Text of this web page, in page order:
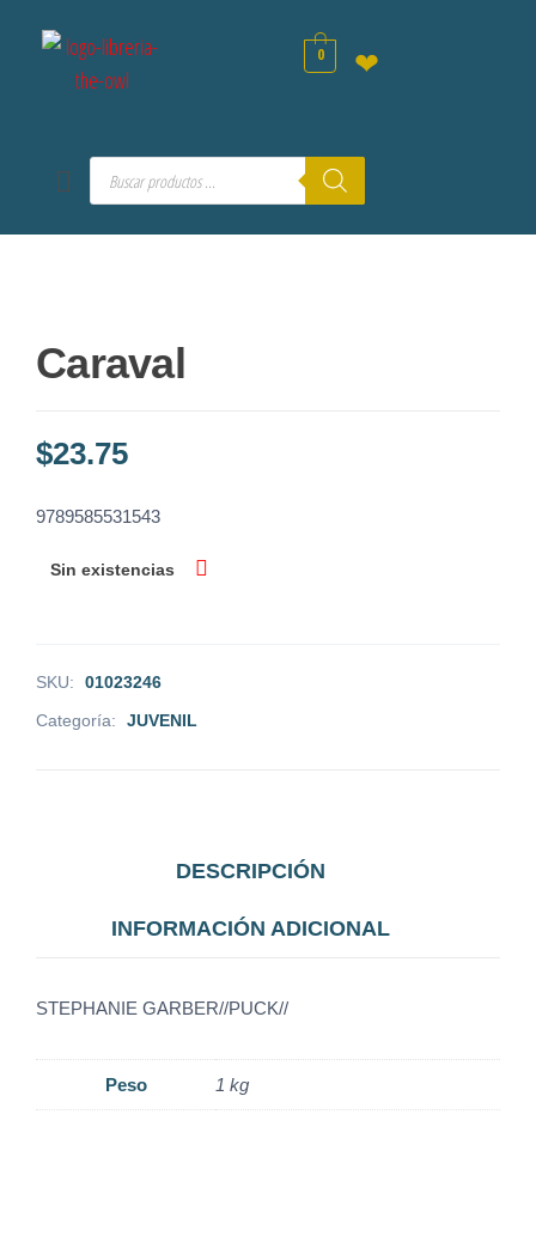
0 ❤
Caraval
$23.75
9789585531543
Sin existencias
SKU:
01023246
Categoría:
JUVENIL
DESCRIPCIÓN
INFORMACIÓN ADICIONAL
STEPHANIE GARBER//PUCK//
Peso 1 kg